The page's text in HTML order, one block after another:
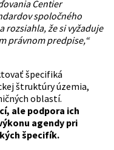
Centier
spoločného
rozsiahla, že si vyžaduje
právnom predpise,“
špecifiká
štruktúry územia,
oblastí.
ale podpora ich
agendy pri
špecifík.